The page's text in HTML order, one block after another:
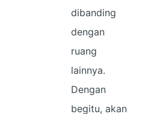
dibanding
dengan
ruang
lainnya.
Dengan
begitu, akan